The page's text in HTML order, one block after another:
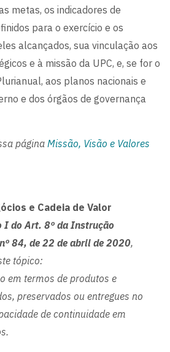
metas, os indicadores de
para o exercício e os
alcançados, sua vinculação aos
e à missão da UPC, e, se for o
aos planos nacionais e
e dos órgãos de governança
páginaMissão, Visão e Valores
e Cadeia de Valor
I do Art. 8º da Instrução
84, de 22 de abril de 2020,
tópico:
em termos de produtos e
preservados ou entregues no
de continuidade em